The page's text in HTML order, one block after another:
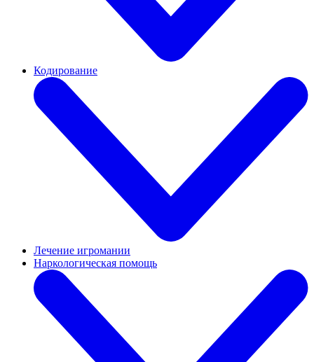
Кодирование
Лечение игромании
Наркологическая помощь